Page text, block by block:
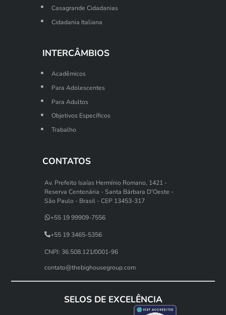
Casagrande Cidadanias
Cidadania Italiana
INTERCÂMBIOS
Acadêmicos
Para Adolescentes
Para Adultos
Objetivos Específicos
Trabalho
CONTATOS
Av. Prefeito Isaías Hermínio Romano, 1421 -
Reserva Centenária - Santa Bárbara D'Oeste -
São Paulo - Brasil - CEP 13453-317
+55 19 99909-7556
+55 19 3465-5356
CNPJ: 36.508.121/0001-96
contato@thebighousegroup.com
SELOS DE EXCELÊNCIA